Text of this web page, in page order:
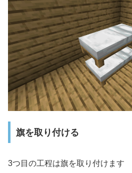
旗を取り付ける
3つ目の工程は旗を取り付けます